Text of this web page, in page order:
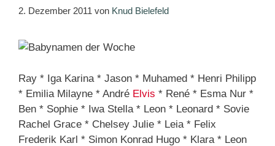
2. Dezember 2011 von Knud Bielefeld
Ray * Iga Karina * Jason * Muhamed * Henri Philipp
* Emilia Milayne * André Elvis * René * Esma Nur *
Ben * Sophie * Iwa Stella * Leon * Leonard * Sovie
Rachel Grace * Chelsey Julie * Leia * Felix
Frederik Karl * Simon Konrad Hugo * Klara * Leon